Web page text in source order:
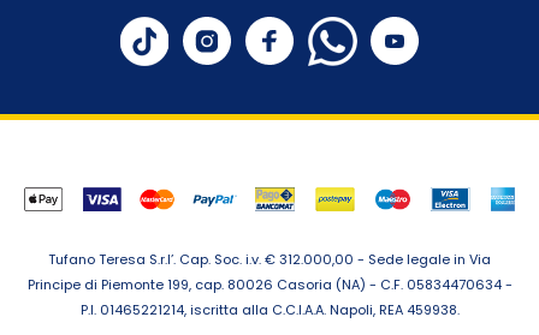
Tufano Teresa S.r.l’. Cap. Soc. i.v. € 312.000,00 - Sede legale in Via
Principe di Piemonte 199, cap. 80026 Casoria (NA) - C.F. 05834470634 -
P.I. 01465221214, iscritta alla C.C.I.A.A. Napoli, REA 459938.